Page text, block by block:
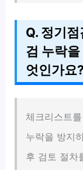
Q. 정기
검 누락
엇인가요?
체크리스트
누락을 방지
후 검토 절차